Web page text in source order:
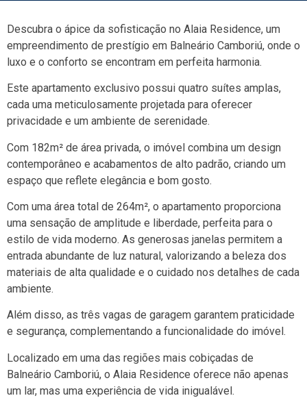
Descubra o ápice da sofisticação no Alaia Residence, um
empreendimento de prestígio em Balneário Camboriú, onde o
luxo e o conforto se encontram em perfeita harmonia.
Este apartamento exclusivo possui quatro suítes amplas,
cada uma meticulosamente projetada para oferecer
privacidade e um ambiente de serenidade.
Com 182m² de área privada, o imóvel combina um design
contemporâneo e acabamentos de alto padrão, criando um
espaço que reflete elegância e bom gosto.
Com uma área total de 264m², o apartamento proporciona
uma sensação de amplitude e liberdade, perfeita para o
estilo de vida moderno. As generosas janelas permitem a
entrada abundante de luz natural, valorizando a beleza dos
materiais de alta qualidade e o cuidado nos detalhes de cada
ambiente.
Além disso, as três vagas de garagem garantem praticidade
e segurança, complementando a funcionalidade do imóvel.
Localizado em uma das regiões mais cobiçadas de
Balneário Camboriú, o Alaia Residence oferece não apenas
um lar, mas uma experiência de vida inigualável.